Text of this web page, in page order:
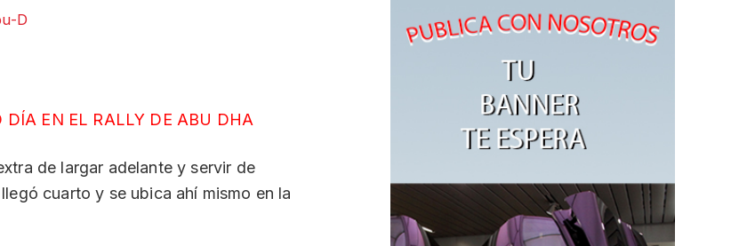
DÍA EN EL RALLY DE ABU DHA
de largar adelante y servir de
cuarto y se ubica ahí mismo en la